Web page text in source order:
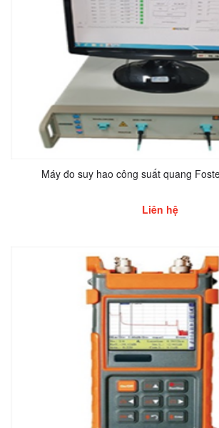
Máy đo suy hao công suất quang
Liên hệ